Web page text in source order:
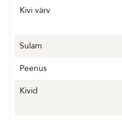
Kivi värv
Sulam
Peenus
Kivid